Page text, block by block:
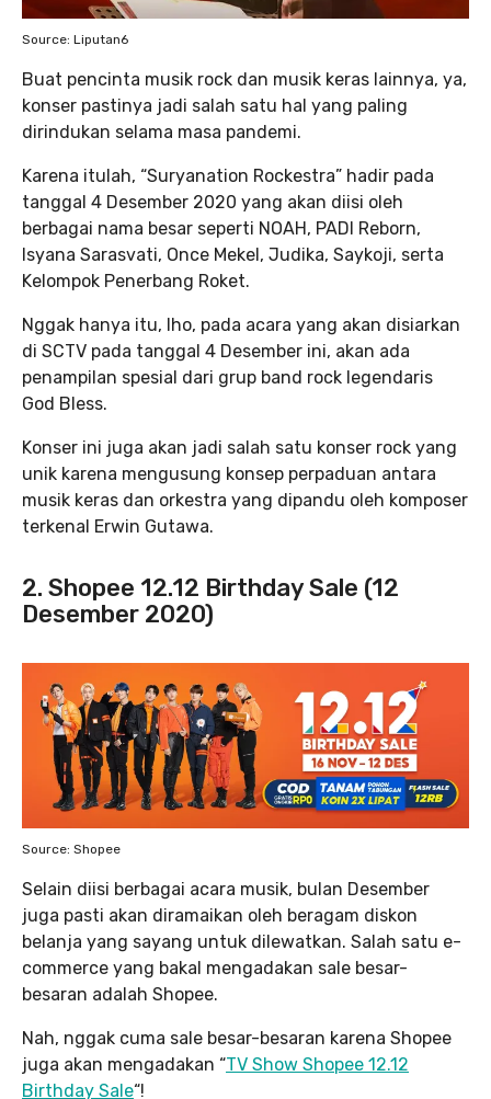
Source: Liputan6
Buat pencinta musik rock dan musik keras lainnya, ya,
konser pastinya jadi salah satu hal yang paling
dirindukan selama masa pandemi.
Karena itulah, “Suryanation Rockestra” hadir pada
tanggal 4 Desember 2020 yang akan diisi oleh
berbagai nama besar seperti NOAH, PADI Reborn,
Isyana Sarasvati, Once Mekel, Judika, Saykoji, serta
Kelompok Penerbang Roket.
Nggak hanya itu, lho, pada acara yang akan disiarkan
di SCTV pada tanggal 4 Desember ini, akan ada
penampilan spesial dari grup band rock legendaris
God Bless.
Konser ini juga akan jadi salah satu konser rock yang
unik karena mengusung konsep perpaduan antara
musik keras dan orkestra yang dipandu oleh komposer
terkenal Erwin Gutawa.
2. Shopee 12.12 Birthday Sale (12
Desember 2020)
Source: Shopee
Selain diisi berbagai acara musik, bulan Desember
juga pasti akan diramaikan oleh beragam diskon
belanja yang sayang untuk dilewatkan. Salah satu e-
commerce yang bakal mengadakan sale besar-
besaran adalah Shopee.
Nah, nggak cuma sale besar-besaran karena Shopee
juga akan mengadakan “TV Show Shopee 12.12
Birthday Sale“!